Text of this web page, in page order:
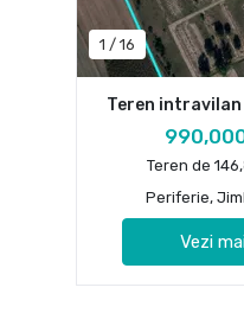
1 / 16
Teren intravilan
Teren de
Periferie,
Vezi